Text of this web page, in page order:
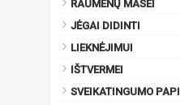
RAUMENŲ MASEI
JĖGAI DIDINTI
LIEKNĖJIMUI
IŠTVERMEI
SVEIKATINGUMO